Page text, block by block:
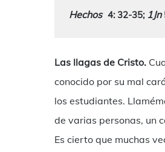
Hechos 4: 32-35; 1Jn
Las llagas de Cristo.
conocido por su mal
los estudiantes.
de varias personas, un
Es cierto que muchas